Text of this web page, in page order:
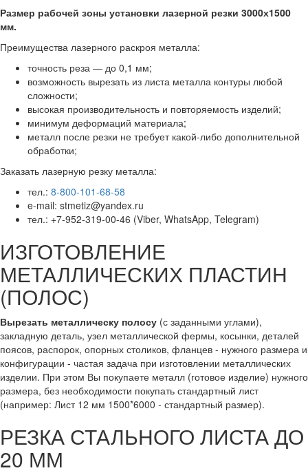
Размер рабочей зоны установки лазерной резки 3000х1500
мм.
Преимущества лазерного раскроя металла:
точность реза — до 0,1 мм;
возможность вырезать из листа металла контуры любой
сложности;
высокая производительность и повторяемость изделий;
минимум деформаций материала;
металл после резки не требует какой-либо дополнительной
обработки;
Заказать лазерную резку металла:
тел.: 8-800-101-68-58
e-mail: stmetiz@yandex.ru
тел.: +7-952-319-00-46 (Viber, WhatsApp, Telegram)
ИЗГОТОВЛЕНИЕ
МЕТАЛЛИЧЕСКИХ ПЛАСТИН
(ПОЛОС)
Вырезать металлическу полосу (с заданными углами),
закладную деталь, узел металлической фермы, косынки, деталей
поясов, распорок, опорных столиков, фланцев - нужного размера и
конфигурации - частая задача при изготовлении металлических
изделии. При этом Вы покупаете металл (готовое изделие) нужного
размера, без необходимости покупать стандартный лист
(например: Лист 12 мм 1500*6000 - стандартный размер).
РЕЗКА СТАЛЬНОГО ЛИСТА ДО
20 ММ